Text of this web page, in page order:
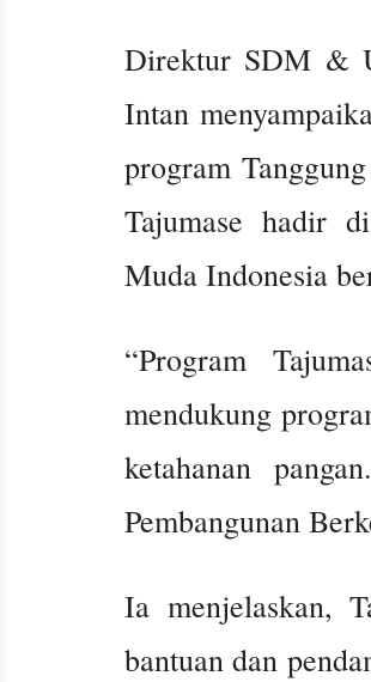
Direktur SDM &
Intan
program
Tajumase hadir
Muda Indonesia
“Program
mendukung
ketahanan
Pembangunan
Ia menjelaskan,
bantuan dan